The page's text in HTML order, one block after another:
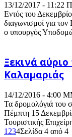
13/12/2017 - 11:22
Εντός του
διαγωνισμοί για
ο υπουργός
Ξεκινά αύριο
Καλαμαριάς
14/12/2016 - 4:00
Τα δρομολόγιά του
Πέμπτη 15
Τουριστικής
1 234Σελίδα 4 από 4